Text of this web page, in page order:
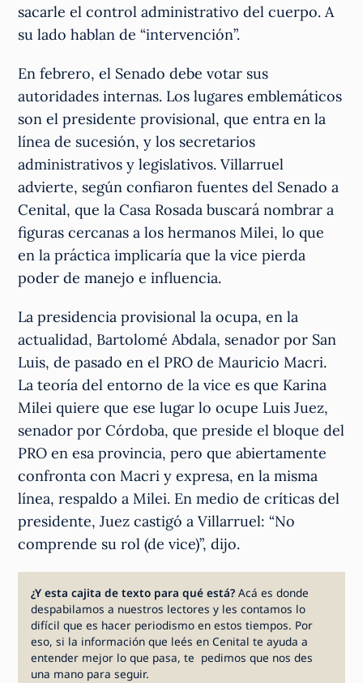
sacarle el control administrativo del cuerpo. A
su lado hablan de “intervención”.
En febrero, el Senado debe votar sus
autoridades internas. Los lugares emblemáticos
son el presidente provisional, que entra en la
línea de sucesión, y los secretarios
administrativos y legislativos. Villarruel
advierte, según confiaron fuentes del Senado a
Cenital, que la Casa Rosada buscará nombrar a
figuras cercanas a los hermanos Milei, lo que
en la práctica implicaría que la vice pierda
poder de manejo e influencia.
La presidencia provisional la ocupa, en la
actualidad, Bartolomé Abdala, senador por San
Luis, de pasado en el PRO de Mauricio Macri.
La teoría del entorno de la vice es que Karina
Milei quiere que ese lugar lo ocupe Luis Juez,
senador por Córdoba, que preside el bloque del
PRO en esa provincia, pero que abiertamente
confronta con Macri y expresa, en la misma
línea, respaldo a Milei. En medio de críticas del
presidente, Juez castigó a Villarruel: “No
comprende su rol (de vice)”, dijo.
¿Y esta cajita de texto para qué está?Acá es donde
despabilamos a nuestros lectores y les contamos lo
difícil que es hacer periodismo en estos tiempos. Por
eso, si la información que leés en Cenital te ayuda a
entender mejor lo que pasa, te pedimos que nos des
una mano para seguir.